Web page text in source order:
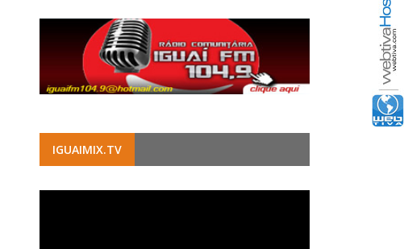
IGUAIMIX.TV